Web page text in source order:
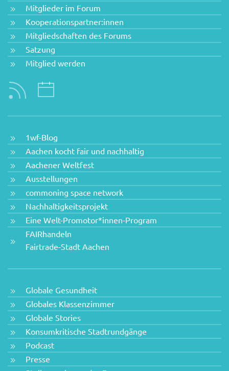
Mitglieder im Forum
Kooperationspartner:innen
Mitgliedschaften des Forums
Satzung
Mitglied werden
1wf-Blog
Aachen kocht fair und nachhaltig
Aachener Weltfest
Ausstellungen
commoning space network
Nachhaltigkeitsprojekt
Eine Welt-Promotor*innen-Program
FAIRhandeln
Fairtrade-Stadt Aachen
Globale Gesundheit
Globales Klassenzimmer
Globale Stories
Konsumkritische Stadtrundgänge
Podcast
Presse